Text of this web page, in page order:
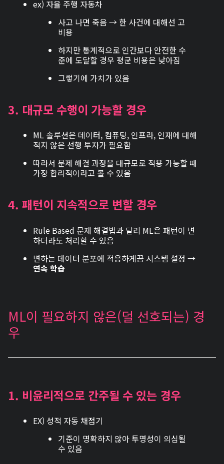
ex) 자율 주행 자동차
사고 나면 죽음 → 한 사건에 대해선 고
비용
하지만 통계적으로 인간보다 안전한 수
준에 도달할 경우 평균 비용은 낮아짐
그렇기에 가치가 있음
3. 대규모 수행이 가능할 경우
ML 솔루션은 데이터, 컴퓨팅, 인프라, 인재에 대해
적지 않은 선행 투자가 필요함
따라서 문제 해결 과정을 대규모로 적용 가능할 때
가장 합리적이라고 볼 수 있음
4. 패턴이 지속적으로 변할 경우
Rule Based 문제 해결법과 달리 ML은 패턴이 변
하더라도 처리할 수 있음
변하는 데이터 분포에 적응하게끔 시스템 설정 →
연속 학습
ML이 필요하지 않은(덜 선호되는) 경
우
1. 비윤리적으로 간주될 수 있는 경우
EX) 성적 자동 채점기
기준이 명확하지 않아 투명성이 의심될
수 있음